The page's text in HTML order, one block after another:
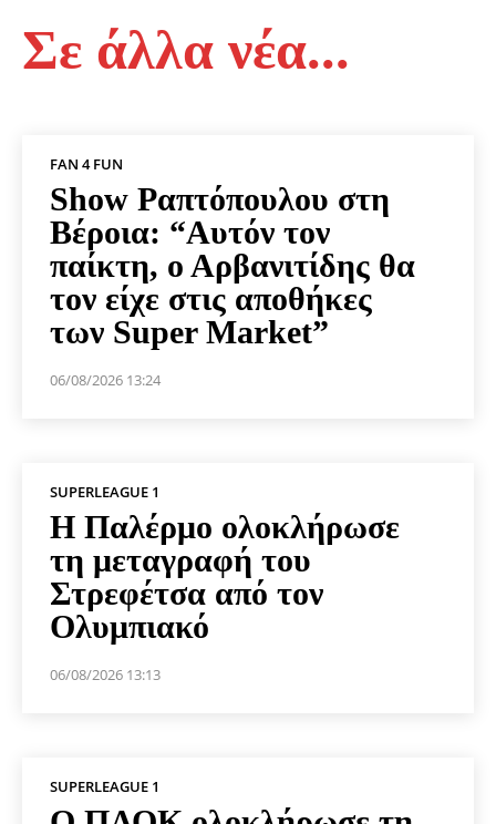
Σε άλλα νέα...
FAN 4 FUN
Show Ραπτόπουλου στη
Βέροια: “Αυτόν τον
παίκτη, ο Αρβανιτίδης θα
τον είχε στις αποθήκες
των Super Market”
06/08/2026 13:24
SUPERLEAGUE 1
Η Παλέρμο ολοκλήρωσε
τη μεταγραφή του
Στρεφέτσα από τον
Ολυμπιακό
06/08/2026 13:13
SUPERLEAGUE 1